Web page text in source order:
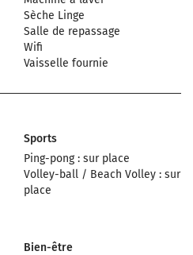
Sèche Linge
Salle de repassage
Wifi
Vaisselle fournie
Sports
Ping-pong : sur place
Volley-ball / Beach Volley : sur
place
Bien-être